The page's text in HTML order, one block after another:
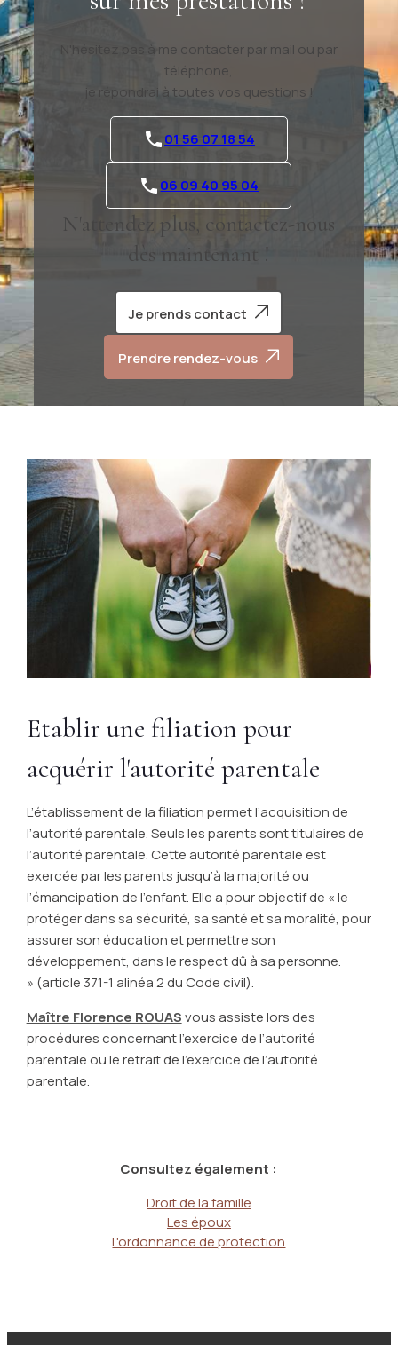
N'hésitez pas à me contacter par mail ou par
téléphone,
je répondrai à toutes vos questions !
01 56 07 18 54
06 09 40 95 04
N'attendez plus, contactez-nous
dès maintenant !
Je prends contact
Prendre rendez-vous
Etablir une filiation pour
acquérir l'autorité parentale
L’établissement de la filiation permet l’acquisition de
l’autorité parentale. Seuls les parents sont titulaires de
l’autorité parentale. Cette autorité parentale est
exercée par les parents jusqu’à la majorité ou
l’émancipation de l’enfant. Elle a pour objectif de « le
protéger dans sa sécurité, sa santé et sa moralité, pour
assurer son éducation et permettre son
développement, dans le respect dû à sa personne.
» (article 371-1 alinéa 2 du Code civil).
Maître Florence ROUASvous assiste lors des
procédures concernant l’exercice de l’autorité
parentale ou le retrait de l’exercice de l’autorité
parentale.
Consultez également :
Droit de la famille
Les époux
L'ordonnance de protection